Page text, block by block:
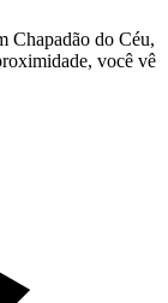
Chapadão do Céu,
você vê